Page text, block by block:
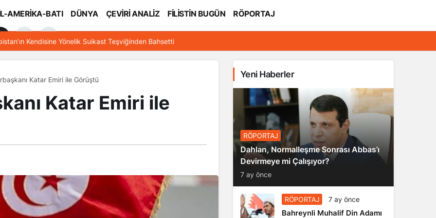
AMERİKA-BATI DÜNYA ÇEVİRİ ANALİZ FİLİSTİN BUGÜN RÖPORTAJ
Kendisine Yönelik Suikast Teşviğinden Bahsetti
Katar Emiri ile Görüştü
Katar Emiri ile
Yeni Haberler
RÖPORTAJ
Dahlan, Normalleşme Sonrası Abbas’ı
Devirmeye mi Çalışıyor?
7 ay önce
RÖPORTAJ 7 ay önce
Bahreynli Muhalif Din Adamı